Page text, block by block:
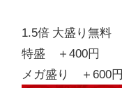
1.5倍 大盛り無料
特盛 ＋400円
メガ盛り ＋600円